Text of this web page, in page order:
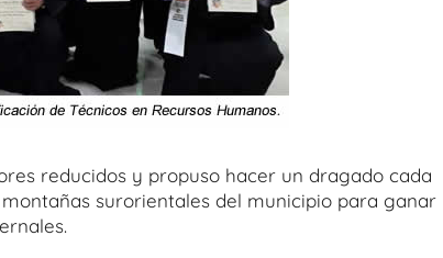
reducidos y propuso hacer un dragado cada
surorientales del municipio para ganar